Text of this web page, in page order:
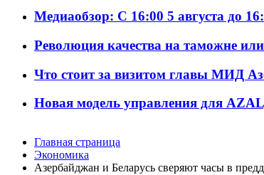
Медиаобзор: С 16:00 5 августа до
Революция качества на таможне
Что стоит за визитом главы МИД
Новая модель управления для
Главная страница
Экономика
Азербайджан и Беларусь сверяют часы в